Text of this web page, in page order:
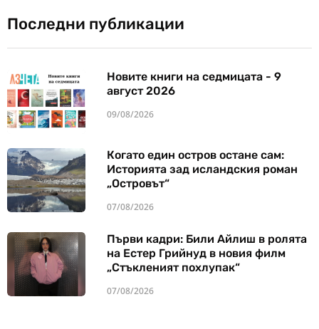
Последни публикации
Новите книги на седмицата - 9
август 2026
09/08/2026
Когато един остров остане сам:
Историята зад исландския роман
„Островът“
07/08/2026
Първи кадри: Били Айлиш в ролята
на Естер Грийнуд в новия филм
„Стъкленият похлупак“
07/08/2026